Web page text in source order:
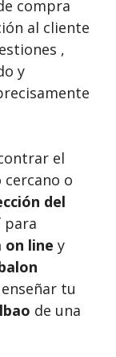
compra
al cliente
,
y
el
o
del
para
on line y
tu
de una